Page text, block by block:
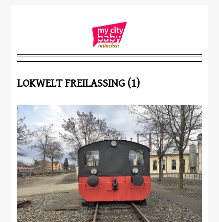
LOKWELT FREILASSING (1)